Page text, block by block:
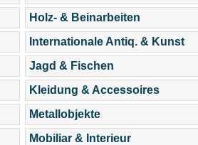
Holz- & Beinarbeiten
Internationale Antiq. & Kunst
Jagd & Fischen
Kleidung & Accessoires
Metallobjekte
Mobiliar & Interieur